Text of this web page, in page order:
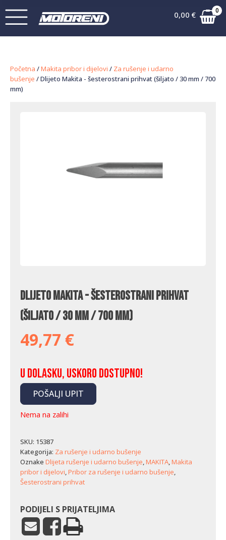
0,00 € 0
Početna /Makita pribor i dijelovi / Za rušenje i udarno
bušenje / Dlijeto Makita - šesterostrani prihvat (šiljato / 30 mm / 700
mm)
Dlijeto Makita - šesterostrani prihvat
(šiljato / 30 mm / 700 mm)
49,77 €
U dolasku, uskoro dostupno!
POŠALJI UPIT
Nema na zalihi
SKU: 15387
Kategorija: Za rušenje i udarno bušenje
Oznake Dlijeta rušenje i udarno bušenje,MAKITA,Makita
pribor i dijelovi,Pribor za rušenje i udarno bušenje,
Šesterostrani prihvat
PODIJELI S PRIJATELJIMA